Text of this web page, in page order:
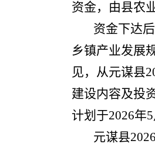
资金，由县农
资金下达
乡镇产业发展
见，从元谋县
建设内容及投
计划于2026年
元谋县